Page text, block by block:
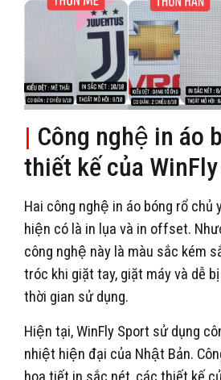
| Công nghệ in áo
thiết kế của
Hai công nghệ in áo bóng rổ chủ
hiện có là in lụa và in offset.
công nghệ này là màu sắc kém
tróc khi giặt tay, giặt máy và dễ
thời gian sử dụng.
Hiện tại, WinFly Sport sử dụng
nhiệt hiện đại của Nhật Bản.
họa tiết in sắc nét, các thiết kế